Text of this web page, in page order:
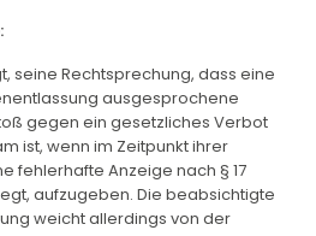
seine Rechtsprechung, dass eine
ausgesprochene
gegen ein gesetzliches Verbot
ist, wenn im Zeitpunkt ihrer
fehlerhafte Anzeige nach § 17
aufzugeben. Die beabsichtigte
weicht allerdings von der